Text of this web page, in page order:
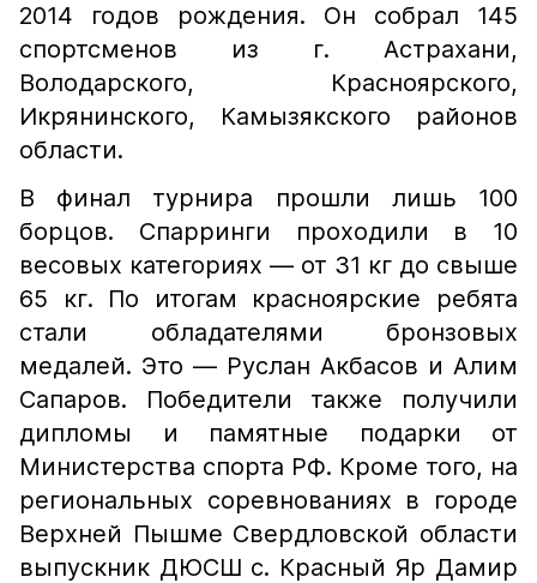
2014 годов рождения. Он собрал 145
спортсменов из г. Астрахани,
Володарского, Красноярского,
Икрянинского, Камызякского районов
области.
В финал турнира прошли лишь 100
борцов. Спарринги проходили в 10
весовых категориях — от 31 кг до свыше
65 кг. По итогам красноярские ребята
стали обладателями бронзовых
медалей. Это — Руслан Акбасов и Алим
Сапаров. Победители также получили
дипломы и памятные подарки от
Министерства спорта РФ. Кроме того, на
региональных соревнованиях в городе
Верхней Пышме Свердловской области
выпускник ДЮСШ с. Красный Яр Дамир